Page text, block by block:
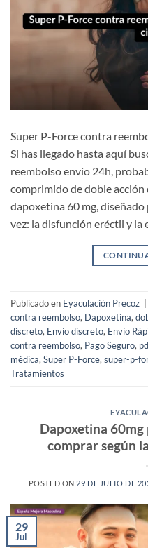
Super P-Force contra
Si has llegado hasta aquí
reembolso envío 24h,
comprimido de doble
dapoxetina 60 mg,
vez: la disfunción eréctil y la
Publicado en Eyaculación Precoz
contra reembolso, Dapoxetina,
discreto, Envío discreto, Envío
contra reembolso, Pago Seguro,
médica,Super P-Force,super-p-
Tratamientos
Dapoxetina 60mg
comprar según
POSTED ON 29 DE JULIO DE
29
Jul